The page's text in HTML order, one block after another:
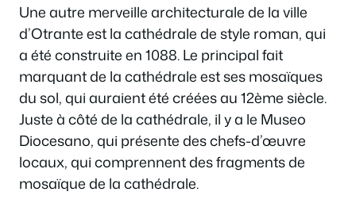
Une autre merveille architecturale de la ville
d’Otrante est la cathédrale de style roman, qui
a été construite en 1088. Le principal fait
marquant de la cathédrale est ses mosaïques
du sol, qui auraient été créées au 12ème siècle.
Juste à côté de la cathédrale, il y a le Museo
Diocesano, qui présente des chefs-d’œuvre
locaux, qui comprennent des fragments de
mosaïque de la cathédrale.